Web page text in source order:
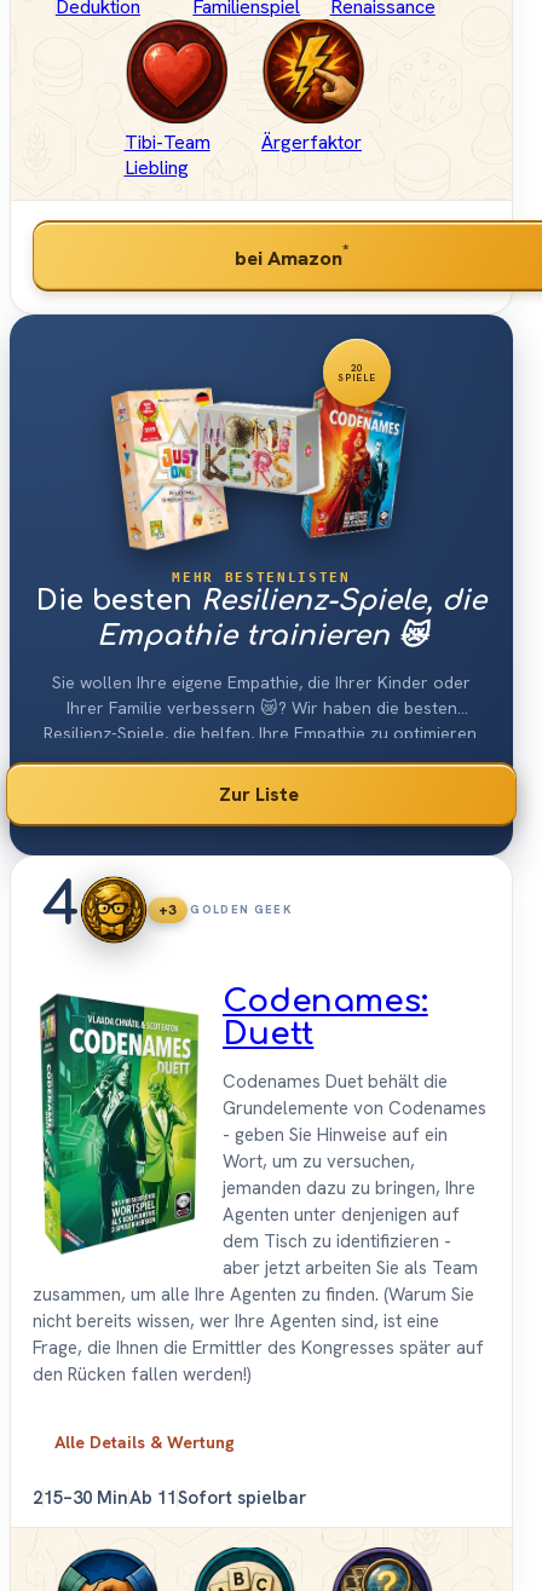
Deduktion Familienspiel Renaissance
Tibi-Team
Liebling
Ärgerfaktor
bei Amazon*
20
SPIELE
MEHR BESTENLISTEN
Die besten Resilienz-Spiele, die
Empathie trainieren 😿
Sie wollen Ihre eigene Empathie, die Ihrer Kinder oder
Ihrer Familie verbessern 😿? Wir haben die besten
Resilienz-Spiele, die helfen, Ihre Empathie zu optimieren.
Zur Liste
4 +3 GOLDEN GEEK
Codenames:
Duett
Codenames Duet behält die
Grundelemente von Codenames
- geben Sie Hinweise auf ein
Wort, um zu versuchen,
jemanden dazu zu bringen, Ihre
Agenten unter denjenigen auf
dem Tisch zu identifizieren -
aber jetzt arbeiten Sie als Team
zusammen, um alle Ihre Agenten zu finden. (Warum Sie
nicht bereits wissen, wer Ihre Agenten sind, ist eine
Frage, die Ihnen die Ermittler des Kongresses später auf
den Rücken fallen werden!)
Alle Details & Wertung
215–30 MinAb 11Sofort spielbar